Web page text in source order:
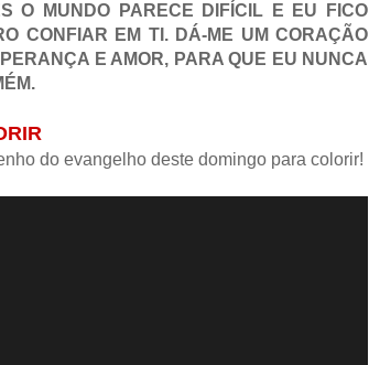
O MUNDO PARECE DIFÍCIL E EU FICO
CONFIAR EM TI. DÁ-ME UM CORAÇÃO
E AMOR, PARA QUE EU NUNCA
do evangelho deste domingo para colorir!